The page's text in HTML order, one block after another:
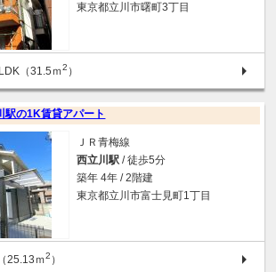
東京都立川市曙町3丁目
（31.5ｍ2 ）
駅の1K賃貸アパート
ＪＲ青梅線
西立川駅 / 徒歩5分
築年 4年 / 2階建
東京都立川市富士見町1丁目
25.13ｍ2 ）